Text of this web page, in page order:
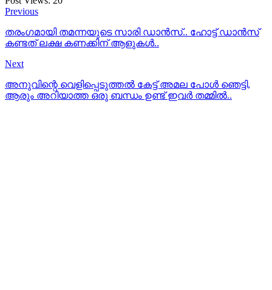
Previous
തരംഗമായി തമന്നയുടെ സാരി ഡാന്‍സ്.. ഹോട്ട് ഡാന്‍സ്
കണ്ടത് ലക്ഷ കണക്കിന് ആളുകള്‍..
Next
അനുവിന്റെ വെളിപ്പെടുത്തല്‍ കേട്ട് അമല പോള്‍ ഞെട്ടി,
ആരും അറിയാത്ത ഒരു ബന്ധം ഉണ്ട് ഇവര്‍ തമ്മില്‍..